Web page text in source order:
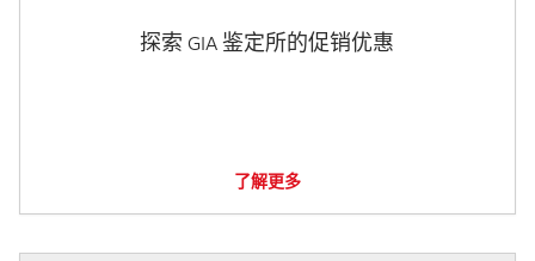
探索 GIA 鉴定所的促销优惠
了解更多